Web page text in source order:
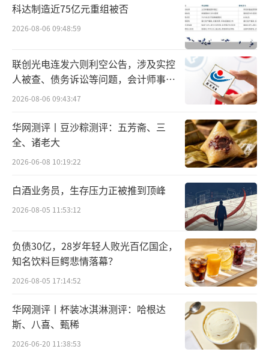
星巴克中国表示，双方均致力于为顾客创
造超出预期的温暖体验，此次合作不仅是权益
的叠加互通，更是围绕出行场景的深度体验共
建，希望通过“免费升房、双人早餐、延迟退
房”等实用福利，结合香醇咖啡，让用户的每
一次出行都更舒心从容。
亚朵集团成立于2013年，截至2025年9月
末，在营酒店数量达1948家，累计注册会员超
1.08亿，旗下涵盖A.T.HOUSE、萨和酒店、亚
朵S酒店等六大住宿品牌，以及亚朵星球、萨和
亚朵集团表示，此次合作以真实出行场景
为起点，围绕用户从日常到旅途、从出发到抵
星巴克的“日常温度”相连，让每一次启程与
归来都更从容、更具被善待的确定感。
科达制造近75亿元重组被否
2026-08-06 09:48:59
联创光电连发六则利空公告，涉及实控
人被查、债务诉讼等问题，会计师事务
所曾出具“保留意见”
2026-08-06 09:43:47
华网测评丨豆沙粽测评：五芳斋、三
全、诸老大
2026-06-08 10:19:22
白酒业务员，生存压力正被推到顶峰
2026-08-05 11:53:12
负债30亿，28岁年轻人败光百亿国企，
知名饮料巨鳄悲情落幕？
2026-08-05 17:14:52
华网测评丨杯装冰淇淋测评：哈根达
斯、八喜、甄稀
2026-06-20 11:38:53